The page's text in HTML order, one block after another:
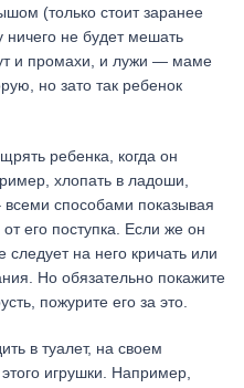
(только стоит заранее
ничего не будет мешать
и промахи, и лужи — маме
но зато так ребенок
ребенка, когда он
хлопать в ладоши,
всеми способами показывая
его поступка. Если же он
на него кричать или
Но обязательно покажите
пожурите его за это.
в туалет, на своем
игрушки. Например,